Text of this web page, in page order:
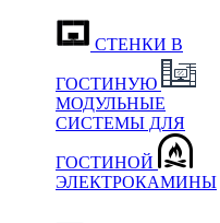
СТЕНКИ В
ГОСТИНУЮ
МОДУЛЬНЫЕ
СИСТЕМЫ ДЛЯ
ГОСТИНОЙ
ЭЛЕКТРОКАМИНЫ